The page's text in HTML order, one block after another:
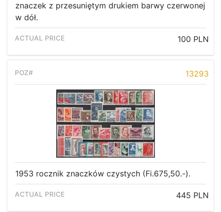
znaczek z przesuniętym drukiem barwy czerwonej
w dół.
100 PLN
13293
1953 rocznik znaczków czystych (Fi.675,50.-).
445 PLN